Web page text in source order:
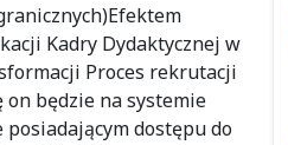
Kadry Dydaktycznej w
Proces rekrutacji
on będzie na systemie
dostępu do